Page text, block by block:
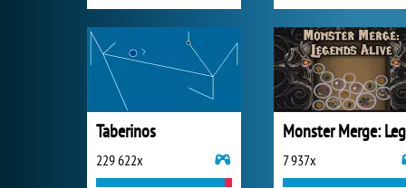
Taberinos
229 622x 7 937x